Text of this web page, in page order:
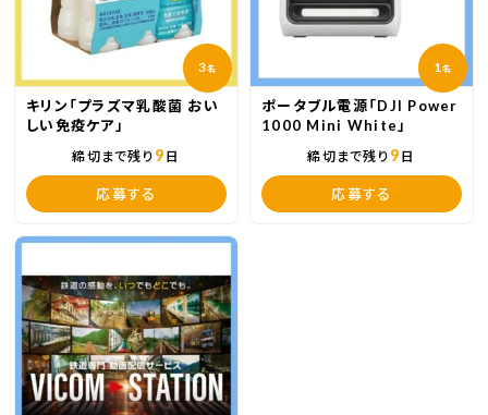
3名
キリン「プラズマ乳酸菌 おい
しい免疫ケア」
締切まで残り 9 日
応募する
1名
ポータブル電源「DJI Power
1000 Mini White」
締切まで残り 9 日
応募する